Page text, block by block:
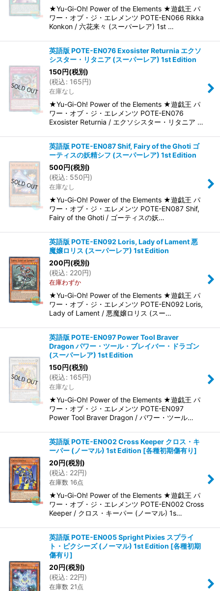
★Yu-Gi-Oh! Power of the Elements ★遊戯王 パ
ワー・オブ・ジ・エレメンツ POTE-EN066 Rikka
Konkon / 六花来々 (スーパーレア) 1st …
英語版 POTE-EN076 Exosister Returnia エクソ
シスター・リタニア (スーパーレア) 1st Edition
150円(税別)
(税込: 165円)
在庫なし
★Yu-Gi-Oh! Power of the Elements ★遊戯王 パ
ワー・オブ・ジ・エレメンツ POTE-EN076
Exosister Returnia / エクソシスター・リタニア …
英語版 POTE-EN087 Shif, Fairy of the Ghoti ゴ
ーティスの妖精シフ (スーパーレア) 1st Edition
500円(税別)
(税込: 550円)
在庫なし
★Yu-Gi-Oh! Power of the Elements ★遊戯王 パ
ワー・オブ・ジ・エレメンツ POTE-EN087 Shif,
Fairy of the Ghoti / ゴーティスの妖…
英語版 POTE-EN092 Loris, Lady of Lament 悪
魔嬢ロリス (スーパーレア) 1st Edition
200円(税別)
(税込: 220円)
在庫わずか
★Yu-Gi-Oh! Power of the Elements ★遊戯王 パ
ワー・オブ・ジ・エレメンツ POTE-EN092 Loris,
Lady of Lament / 悪魔嬢ロリス (スー…
英語版 POTE-EN097 Power Tool Braver
Dragon パワー・ツール・ブレイバー・ドラゴン
(スーパーレア) 1st Edition
150円(税別)
(税込: 165円)
在庫なし
★Yu-Gi-Oh! Power of the Elements ★遊戯王 パ
ワー・オブ・ジ・エレメンツ POTE-EN097
Power Tool Braver Dragon / パワー・ツール…
英語版 POTE-EN002 Cross Keeper クロス・キ
ーパー (ノーマル) 1st Edition [各種初期傷有り]
20円(税別)
(税込: 22円)
在庫数 16点
★Yu-Gi-Oh! Power of the Elements ★遊戯王 パ
ワー・オブ・ジ・エレメンツ POTE-EN002 Cross
Keeper / クロス・キーパー (ノーマル) 1s…
英語版 POTE-EN005 Spright Pixies スプライ
ト・ピクシーズ (ノーマル) 1st Edition [各種初期
傷有り]
20円(税別)
(税込: 22円)
在庫数 21点